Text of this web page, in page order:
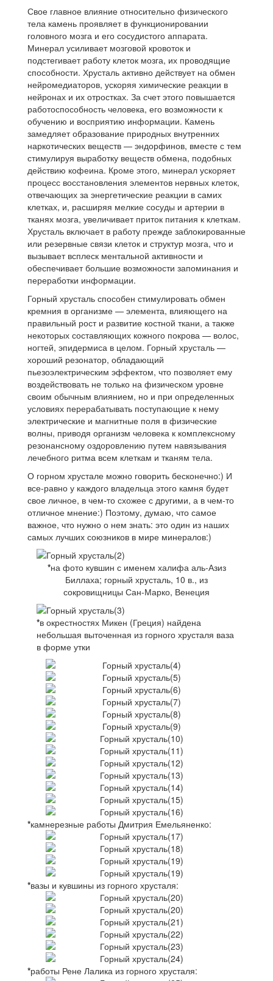
Свое главное влияние относительно физического
тела камень проявляет в функционировании
головного мозга и его сосудистого аппарата.
Минерал усиливает мозговой кровоток и
подстегивает работу клеток мозга, их проводящие
способности. Хрусталь активно действует на обмен
нейромедиаторов, уско­ряя химические реакции в
нейронах и их отростках. За счет этого повышается
работоспособность человека, его возможности к
обучению и восприятию информации. Камень
замедляет образование природных внутренних
наркотических веществ — эндорфинов, вместе с тем
стимулируя выработку веществ обмена, подобных
действию кофеина. Кроме этого, минерал ускоряет
процесс восстановления элементов нервных клеток,
отвечающих за энергетические реакции в самих
клетках, и, расширяя мелкие сосуды и артерии в
тканях мозга, увеличивает приток питания к клеткам.
Хрусталь включает в работу прежде заблокированные
или резервные связи клеток и структур мозга, что и
вызывает всплеск ментальной активности и
обеспечивает большие возможности запоминания и
переработки информации.
Горный хрусталь способен стимулировать обмен
кремния в организме — элемента, влияющего на
правильный рост и развитие костной ткани, а также
некото­рых составляющих кожного покрова — волос,
ногтей, эпидермиса в целом. Горный хрусталь —
хороший резонатор, обладающий
пьезоэлектрическим эффектом, что позволяет ему
воздействовать не только на физическом уровне
своим обычным влиянием, но и при определенных
условиях перерабатывать поступающие к нему
электрические и магнитные поля в физические
волны, приводя организм человека к комплексному
резонансному оздоровлению путем навязывания
лечебного ритма всем клеткам и тканям тела.
О горном хрустале можно говорить бесконечно:) И
все-равно у каждого владельца этого камня будет
свое личное, в чем-то схожее с другими, а в чем-то
отличное мнение:) Поэтому, думаю, что самое
важное, что нужно о нем знать: это один из наших
самых лучших союзников в мире минералов:)
*на фото кувшин с именем халифа аль-Азиз
Биллаха; горный хрусталь, 10 в., из
сокровищницы Сан-Марко, Венеция
*в окрестностях Микен (Греция) найдена
небольшая выточенная из горного хрусталя ваза
в форме утки
*камнерезные работы Дмитрия Емельяненко:
*вазы и кувшины из горного хрусталя:
*работы Рене Лалика из горного хрусталя: